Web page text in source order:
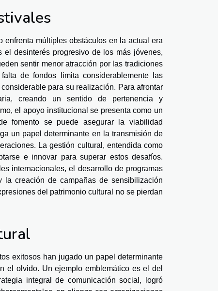
múltiples obstáculos en la actual era
desinterés progresivo de los más jóvenes,
sentir menor atracción por las tradiciones
de fondos limita considerablemente las
para su realización. Para afrontar
creando un sentido de pertenencia y
el apoyo institucional se presenta como un
fomento se puede asegurar la viabilidad
un papel determinante en la transmisión de
La gestión cultural, entendida como
e innovar para superar estos desafíos.
internacionales, el desarrollo de programas
creación de campañas de sensibilización
del patrimonio cultural no se pierdan
exitosos han jugado un papel determinante
el olvido. Un ejemplo emblemático es el del
integral de comunicación social, logró